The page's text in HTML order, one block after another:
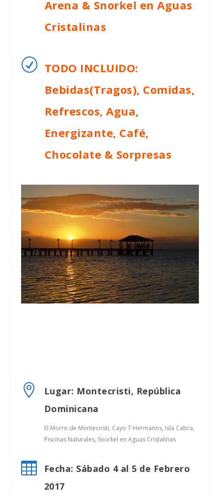
Arena & Snorkel en Aguas
Cristalinas
R TODO INCLUIDO:
Bebidas(Tragos), Comidas,
Refrescos, Agua,
Energizante, Café,
Chocolate & Sorpresas

Lugar: Montecristi, República
Dominicana
El Morro de Montecristi, Cayo 7 Hermanos, Isla Cabra,
Piscinas Naturales, Snorkel en Aguas Cristalinas

Fecha: Sábado 4 al 5 de Febrero
2017